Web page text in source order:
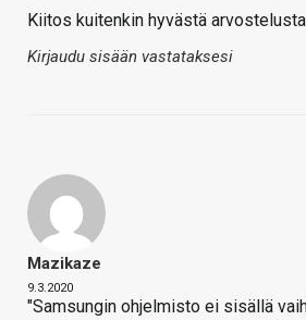
Kiitos kuitenkin hyvästä arvostelusta
Kirjaudu sisään vastataksesi
Mazikaze
9.3.2020
"Samsungin ohjelmisto ei sisällä